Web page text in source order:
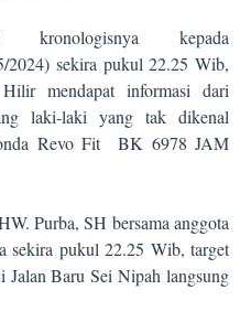
kepada
2024) sekira pukul 22.25 Wib,
mendapat informasi dari
laki-laki yang tak dikenal
Revo Fit BK 6978 JAM
Purba, SH bersama anggota
sekira pukul 22.25 Wib, target
Jalan Baru Sei Nipah langsung